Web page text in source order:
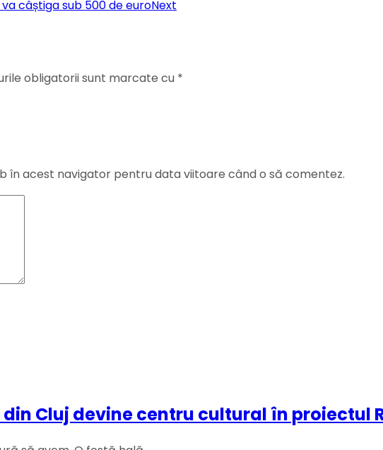
câștiga sub 500 de euroNext
obligatorii sunt marcate cu *
în acest navigator pentru data viitoare când o să comentez.
Cluj devine centru cultural în proiectul